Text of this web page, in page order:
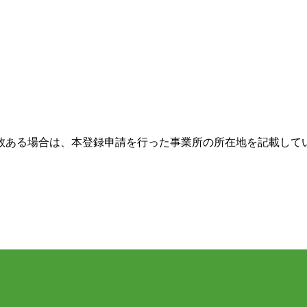
る場合は、本登録申請を行った事業所の所在地を記載して